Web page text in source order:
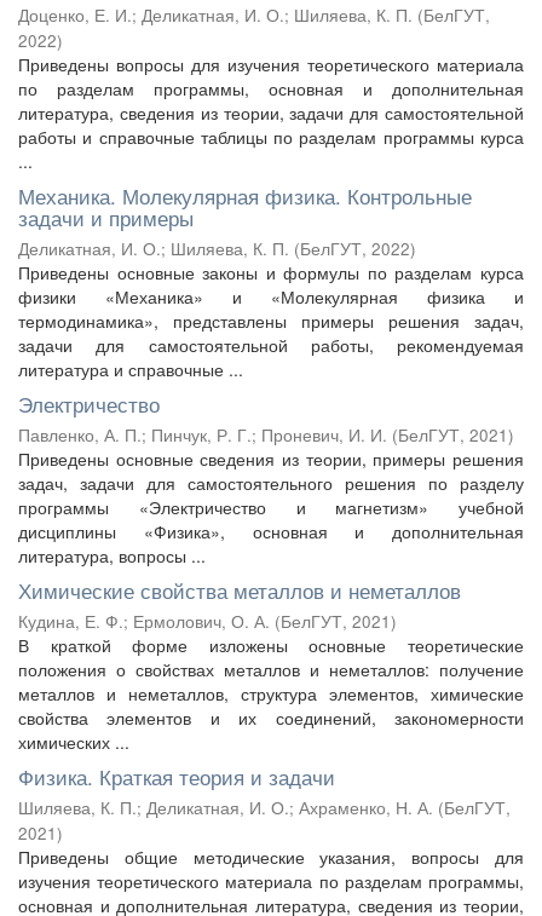
Доценко, Е. И.; Деликатная, И. О.; Шиляева, К. П. (БелГУТ,
2022)
Приведены вопросы для изучения теоретического материала
по разделам программы, основная и дополнительная
литература, сведения из теории, задачи для самостоятельной
работы и справочные таблицы по разделам программы курса
...
Механика. Молекулярная физика. Контрольные
задачи и примеры
Деликатная, И. О.; Шиляева, К. П. (БелГУТ, 2022)
Приведены основные законы и формулы по разделам курса
физики «Механика» и «Молекулярная физика и
термодинамика», представлены примеры решения задач,
задачи для самостоятельной работы, рекомендуемая
литература и справочные ...
Электричество
Павленко, А. П.; Пинчук, Р. Г.; Проневич, И. И. (БелГУТ, 2021)
Приведены основные сведения из теории, примеры решения
задач, задачи для самостоятельного решения по разделу
программы «Электричество и магнетизм» учебной
дисциплины «Физика», основная и дополнительная
литература, вопросы ...
Химические свойства металлов и неметаллов
Кудина, Е. Ф.; Ермолович, О. А. (БелГУТ, 2021)
В краткой форме изложены основные теоретические
положения о свойствах металлов и неметаллов: получение
металлов и неметаллов, структура элементов, химические
свойства элементов и их соединений, закономерности
химических ...
Физика. Краткая теория и задачи
Шиляева, К. П.; Деликатная, И. О.; Ахраменко, Н. А. (БелГУТ,
2021)
Приведены общие методические указания, вопросы для
изучения теоретического материала по разделам программы,
основная и дополнительная литература, сведения из теории,